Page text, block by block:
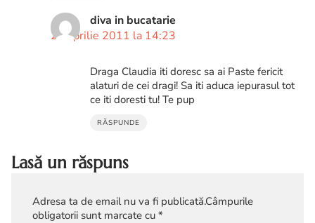
diva in bucatarie
22 aprilie 2011 la 14:23
Draga Claudia iti doresc sa ai Paste fericit
alaturi de cei dragi! Sa iti aduca iepurasul tot
ce iti doresti tu! Te pup
RĂSPUNDE
Lasă un răspuns
Adresa ta de email nu va fi publicată.Câmpurile
obligatorii sunt marcate cu *